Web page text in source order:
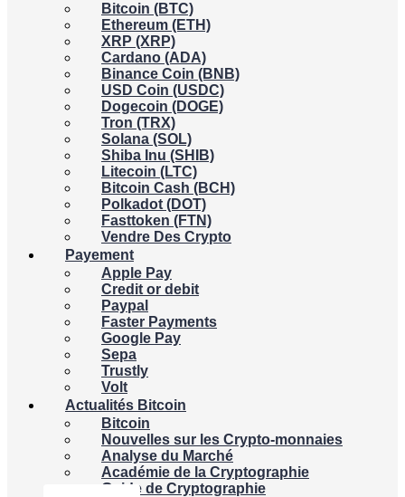
Bitcoin (BTC)
Ethereum (ETH)
XRP (XRP)
Cardano (ADA)
Binance Coin (BNB)
USD Coin (USDC)
Dogecoin (DOGE)
Tron (TRX)
Solana (SOL)
Shiba Inu (SHIB)
Litecoin (LTC)
Bitcoin Cash (BCH)
Polkadot (DOT)
Fasttoken (FTN)
Vendre Des Crypto
Payement
Apple Pay
Credit or debit
Paypal
Faster Payments
Google Pay
Sepa
Trustly
Volt
Actualités Bitcoin
Bitcoin
Nouvelles sur les Crypto-monnaies
Analyse du Marché
Académie de la Cryptographie
Guide de Cryptographie